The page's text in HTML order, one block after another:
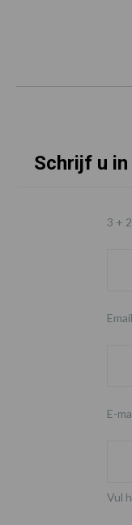
Schrijf u
3 +
Email
E-
Vul